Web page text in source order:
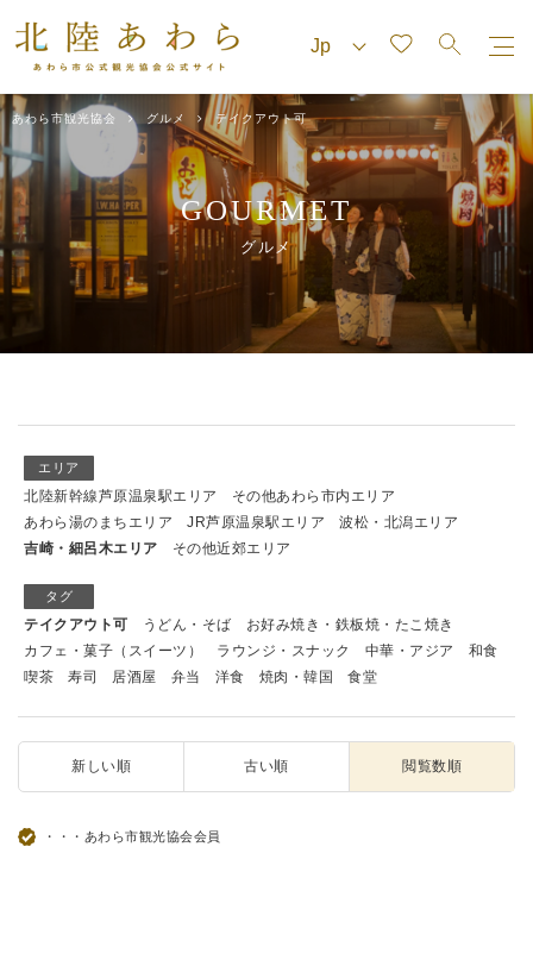
あわら市観光協会 グルメ テイクアウト可
GOURMET
グルメ
エリア
北陸新幹線芦原温泉駅エリア
その他あわら市内エリア
あわら湯のまちエリア
JR芦原温泉駅エリア
波松・北潟エリア
吉崎・細呂木エリア
その他近郊エリア
タグ
テイクアウト可 うどん・そば
お好み焼き・鉄板焼・たこ焼き
カフェ・菓子（スイーツ）
ラウンジ・スナック 中華・アジア
和食
喫茶
寿司 居酒屋 弁当 洋食 焼肉・韓国 食堂
新しい順 古い順 閲覧数順
・・・あわら市観光協会会員